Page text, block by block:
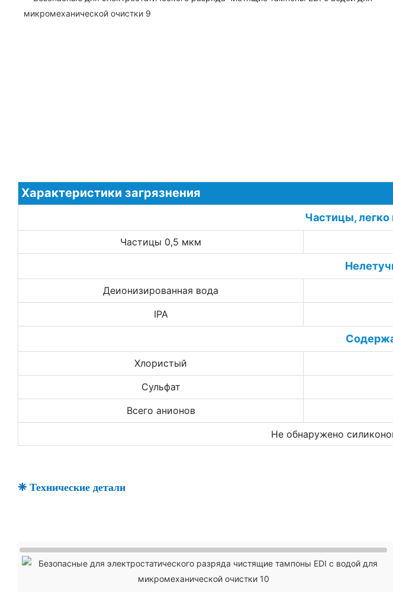
Характеристики загрязнения
Частицы,
Частицы 0,5 мкм
Деионизированная вода
IPA
Хлористый
Сульфат
Всего анионов
Не обнаружено
❈ Технические детали